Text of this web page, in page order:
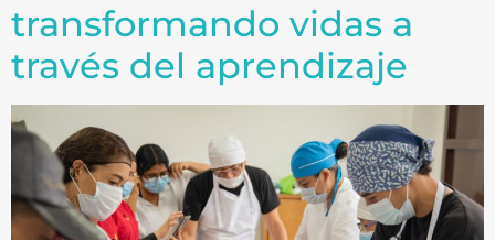
transformando vidas a
través del aprendizaje